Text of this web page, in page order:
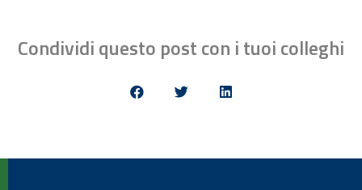
Condividi questo post con i tuoi colleghi